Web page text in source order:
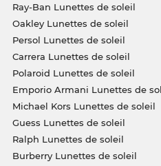
Ray-Ban Lunettes de soleil
Oakley Lunettes de soleil
Persol Lunettes de soleil
Carrera Lunettes de soleil
Polaroid Lunettes de soleil
Emporio Armani Lunettes de
Michael Kors Lunettes de soleil
Guess Lunettes de soleil
Ralph Lunettes de soleil
Burberry Lunettes de soleil